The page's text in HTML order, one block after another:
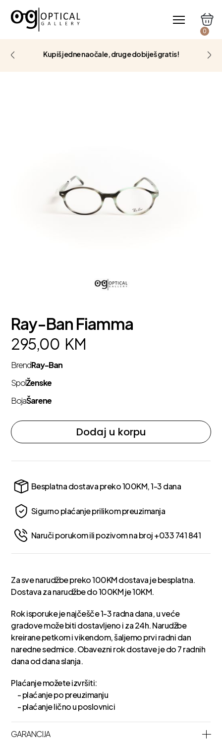
0
Kupiš jedne naočale, druge dobiješ gratis!
Ray-Ban Fiamma
295,00 KM
BrendRay-Ban
SpolŽenske
BojaŠarene
Dodaj u korpu
Besplatna dostava preko 100KM, 1-3 dana
Sigurno plaćanje prilikom preuzimanja
Naruči porukom ili pozivom na broj +033 741 841
Za sve narudžbe preko 100KM dostava je besplatna.
Dostava za narudžbe do 100KM je 10KM.
Rok isporuke je najčešče 1-3 radna dana, u veće
gradove može biti dostavljeno i za 24h. Narudžbe
kreirane petkom i vikendom, šaljemo prvi radni dan
naredne sedmice. Obavezni rok dostave je do 7 radnih
dana od dana slanja.
Plaćanje možete izvršiti:
- plaćanje po preuzimanju
- plaćanje lično u poslovnici
GARANCIJA